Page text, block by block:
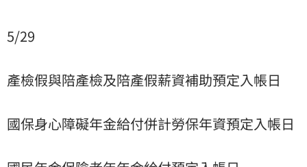
5/29
產檢假與陪產檢及陪產假薪資補助預定入帳日
國保身心障礙年金給付併計勞保年資預定入帳日